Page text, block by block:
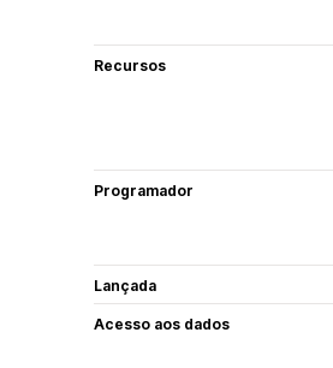
Recursos
Programador
Lançada
Acesso aos dados